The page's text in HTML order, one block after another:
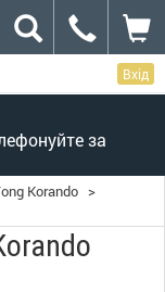
Вхід
за
Korando >